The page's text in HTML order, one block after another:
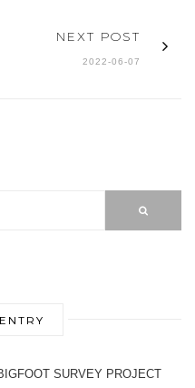
NEXT POST
2022-06-07
SURVEY PROJECT